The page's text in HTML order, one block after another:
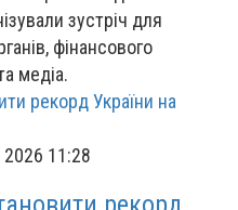
зустріч для
фінансового
медіа.
2026 11:28